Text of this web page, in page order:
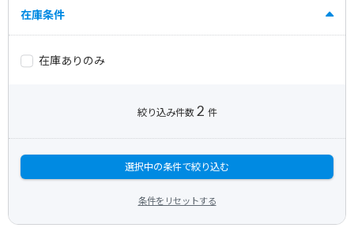
在庫条件
在庫ありのみ
絞り込み件数2 件
選択中の条件で絞り込む
条件をリセットする